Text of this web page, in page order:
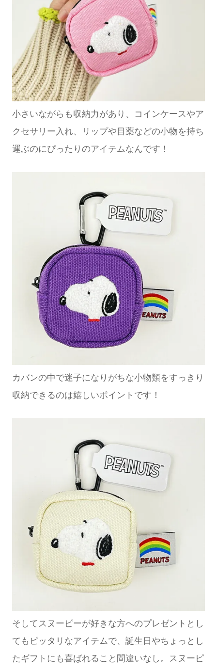
小さいながらも収納力があり、コインケースやア
クセサリー入れ、リップや目薬などの小物を持ち
運ぶのにぴったりのアイテムなんです！
カバンの中で迷子になりがちな小物類をすっきり
収納できるのは嬉しいポイントです！
そしてスヌーピーが好きな方へのプレゼントとし
てもピッタリなアイテムで、誕生日やちょっとし
たギフトにも喜ばれること間違いなし。スヌーピ